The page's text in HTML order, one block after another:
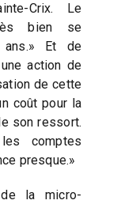
Crix. Le
bien se
Et de
action de
de cette
coût pour la
son ressort.
comptes
presque.»
la micro-